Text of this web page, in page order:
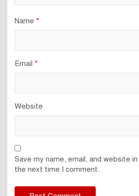
Name *
Email *
Website
Save my name, email, and website
the next time I comment.